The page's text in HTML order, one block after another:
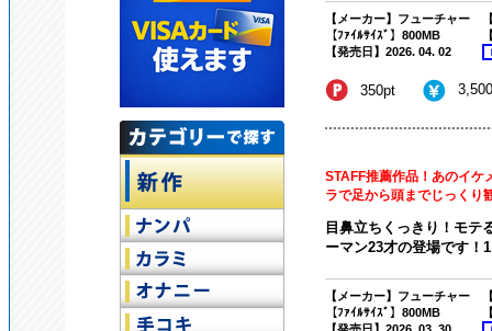
【メーカー】フューチャー
【ﾌｧｲﾙｻｲｽﾞ】800MB
【発売日】2026. 04. 02
350pt
STAFF推薦作品！あのイケ
ラで足から頭までじっくり
目鼻立ちくっきり！モテ
ーマン23才の登場です！
【メーカー】フューチャー
【ﾌｧｲﾙｻｲｽﾞ】800MB